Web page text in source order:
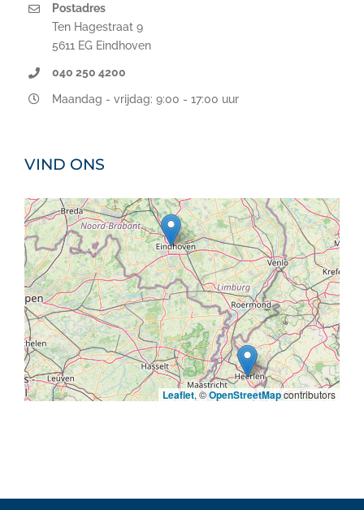
Postadres
Ten Hagestraat 9
5611 EG Eindhoven
040 250 4200
Maandag - vrijdag: 9:00 - 17:00 uur
VIND ONS
Leaflet, ©OpenStreetMapcontributors